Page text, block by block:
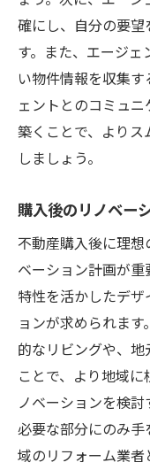
確にし、自分の要
す。また、エージ
い物件情報を収集
ェントとのコミュ
築くことで、より
しましょう。
購入後のリノベー
不動産購入後に理
ベーション計画が
特性を活かしたデ
ョンが求められま
的なリビングや、
ことで、より地域
ノベーションを検討
必要な部分にのみ
域のリフォーム業